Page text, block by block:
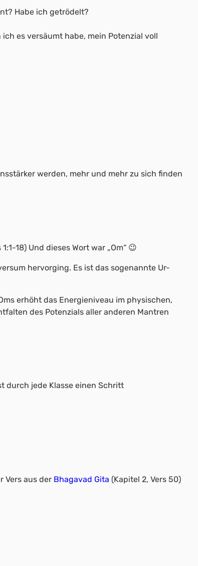
Habe ich getrödelt?
es versäumt habe, mein Potenzial voll
werden, mehr und mehr zu sich finden
18) Und dieses Wort war „Om“ 😉
hervorging. Es ist das sogenannte Ur-
erhöht das Energieniveau im physischen,
des Potenzials aller anderen Mantren
durch jede Klasse einen Schritt
Vers aus der Bhagavad Gita (Kapitel 2, Vers 50)